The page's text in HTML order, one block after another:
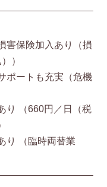
害保険加入あり（損
）
ポートも充実（危機
り （660円／⽇（税
り （臨時両替業